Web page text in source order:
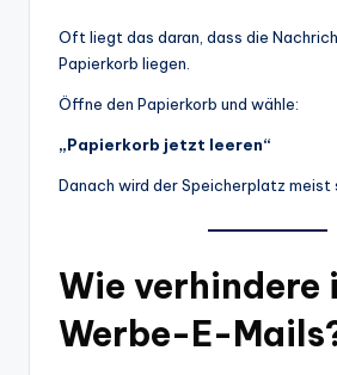
Oft liegt das daran, dass die
Papierkorb liegen.
Öffne den Papierkorb und wähle:
„Papierkorb jetzt leeren“
Danach wird der Speicherplatz
Wie verhindere
Werbe-E-